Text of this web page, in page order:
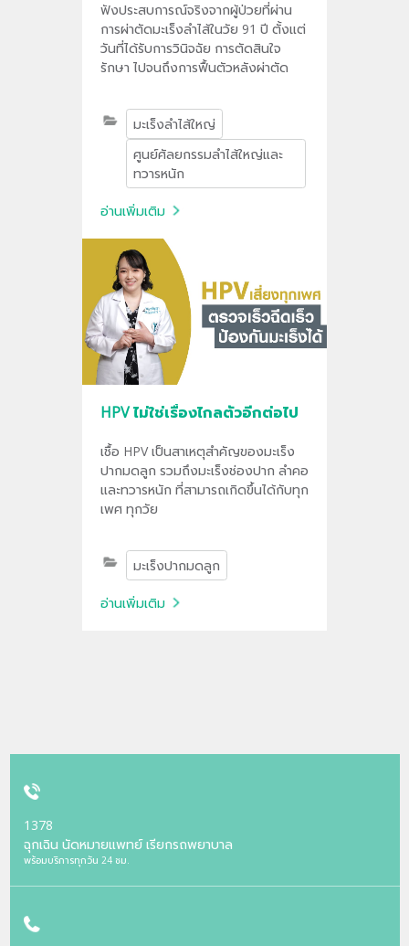
ฟังประสบการณ์จริงจากผู้ป่วยที่ผ่าน
การผ่าตัดมะเร็งลำไส้ในวัย 91 ปี ตั้งแต่
วันที่ได้รับการวินิจฉัย การตัดสินใจ
รักษา ไปจนถึงการฟื้นตัวหลังผ่าตัด
มะเร็งลำไส้ใหญ่
ศูนย์ศัลยกรรมลำไส้ใหญ่และ
ทวารหนัก
อ่านเพิ่มเติม
HPV ไม่ใช่เรื่องไกลตัวอีกต่อไป
เชื้อ HPV เป็นสาเหตุสำคัญของมะเร็ง
ปากมดลูก รวมถึงมะเร็งช่องปาก ลำคอ
และทวารหนัก ที่สามารถเกิดขึ้นได้กับทุก
เพศ ทุกวัย
มะเร็งปากมดลูก
อ่านเพิ่มเติม
1378
ฉุกเฉิน นัดหมายแพทย์ เรียกรถพยาบาล
พร้อมบริการทุกวัน 24 ชม.